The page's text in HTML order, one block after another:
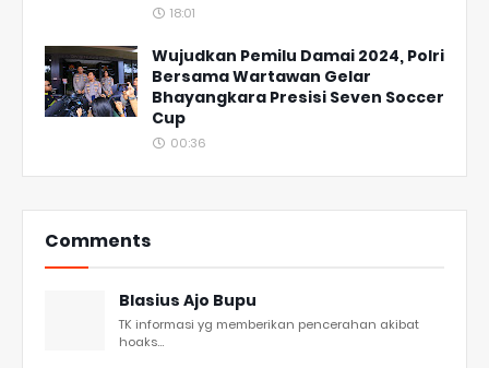
18:01
Wujudkan Pemilu Damai 2024, Polri
Bersama Wartawan Gelar
Bhayangkara Presisi Seven Soccer
Cup
00:36
Comments
Blasius Ajo Bupu
TK informasi yg memberikan pencerahan akibat
hoaks...